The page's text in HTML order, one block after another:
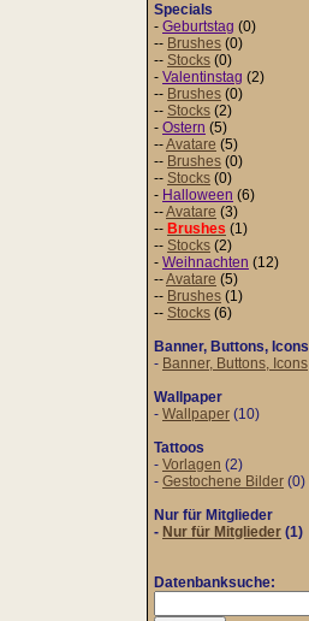
Specials
- Geburtstag (0)
-- Brushes (0)
-- Stocks (0)
- Valentinstag (2)
-- Brushes (0)
-- Stocks (2)
- Ostern (5)
--Avatare (5)
-- Brushes (0)
-- Stocks (0)
- Halloween (6)
--Avatare (3)
-- Brushes (1)
-- Stocks (2)
- Weihnachten (12)
--Avatare (5)
-- Brushes (1)
-- Stocks (6)
Banner, Buttons, Icons
- Banner, Buttons, Icons
Wallpaper
- Wallpaper (10)
Tattoos
- Vorlagen (2)
- Gestochene Bilder (0)
Nur für Mitglieder
- Nur für Mitglieder (1)
Datenbanksuche: